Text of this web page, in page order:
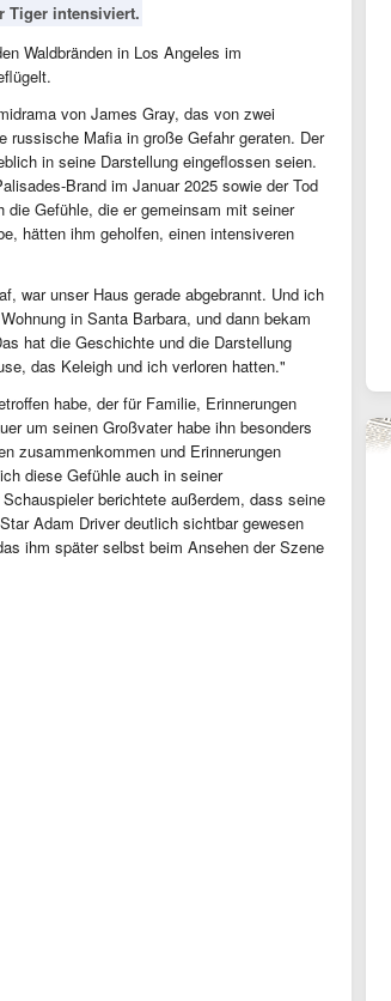
Tiger intensiviert.
Waldbränden in Los Angeles im
von James Gray, das von zwei
russische Mafia in große Gefahr geraten. Der
in seine Darstellung eingeflossen seien.
Brand im Januar 2025 sowie der Tod
Gefühle, die er gemeinsam mit seiner
hätten ihm geholfen, einen intensiveren
war unser Haus gerade abgebrannt. Und ich
in Santa Barbara, und dann bekam
hat die Geschichte und die Darstellung
das Keleigh und ich verloren hatten."
habe, der für Familie, Erinnerungen
um seinen Großvater habe ihn besonders
zusammenkommen und Erinnerungen
diese Gefühle auch in seiner
berichtete außerdem, dass seine
Adam Driver deutlich sichtbar gewesen
ihm später selbst beim Ansehen der Szene